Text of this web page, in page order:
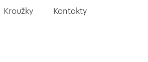
Kroužky Kontakty